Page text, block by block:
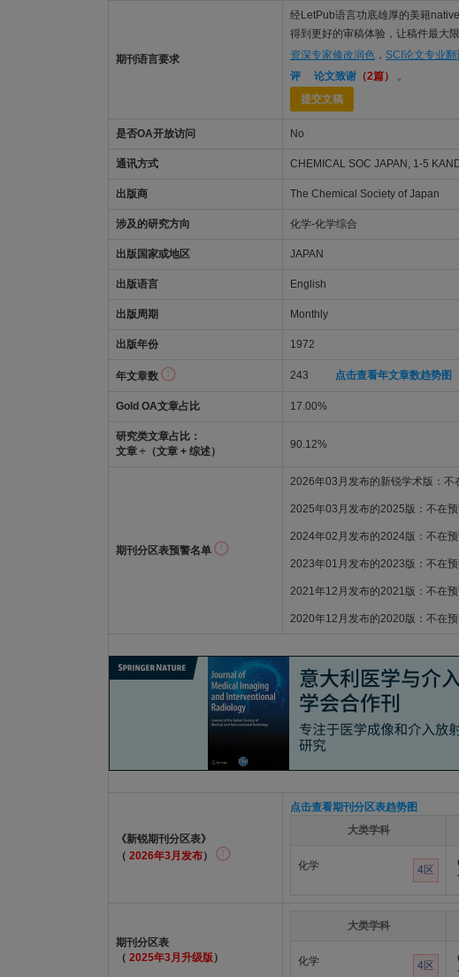
期刊语言要求
经LetPub语言功底雄厚的美籍
得到更好的审稿体验，让稿件最大
资深专家修改润色 ， SCI论文专业翻
评
论文致谢 （2篇）
。
提交文稿
是否OA开放访问 No
通讯方式 CHEMICAL SOC JAPAN, 1-5
出版商 The Chemical Society of Japan
涉及的研究方向 化学-化学综合
出版国家或地区 JAPAN
出版语言 English
出版周期 Monthly
出版年份 1972
年文章数 243 点击查看年文章数趋势图
Gold OA文章占比 17.00%
研究类文章占比：
文章 ÷（文章 + 综述）
90.12%
期刊分区表预警名单
2026年03月发布的新锐学术版：不
2025年03月发布的2025版：不在
2024年02月发布的2024版：不在
2023年01月发布的2023版：不在
2021年12月发布的2021版：不在
2020年12月发布的2020版：不在
《新锐期刊分区表》
（ 2026年3月发布）
点击查看期刊分区表趋势图
大类学科
化学 4区
期刊分区表
（ 2025年3月升级版 ）
大类学科
化学 4区